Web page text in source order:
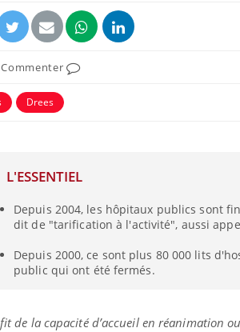
Commenter
Drees
L'ESSENTIEL
Depuis 2004, les hôpitaux publics sont
dit de "tarification à l'activité", aussi
Depuis 2000, ce sont plus 80 000 lits
public qui ont été fermés.
de la capacité d’accueil en réanimation
mentale : et si on
dans le diabète de type 2
reçues chez les
chez les soignants.